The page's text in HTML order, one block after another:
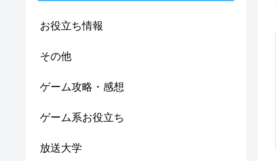
お役立ち情報
その他
ゲーム攻略・感想
ゲーム系お役立ち
放送大学